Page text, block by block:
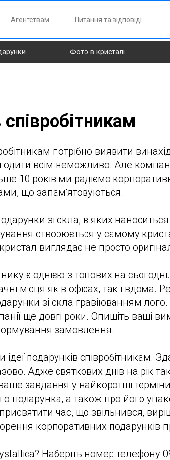
Питання та відповіді
Агентствам
Фото в кристалі
співробітникам
потрібно виявити
всім неможливо. Але
10 років ми радіємо
що запам'ятовуються.
зі скла, в яких
створюється у самому
виглядає не просто
є однією з топових на
місця як в офісах, так і вдома.
зі скла гравіюванням лого.
ще довгі роки. Опишіть ваші
замовлення.
подарунків співробітникам.
Адже святкових днів на рік
завдання у найкоротші
подарунка, а також про його
час, що звільнився,
корпоративних подарунків
Наберіть номер телефону